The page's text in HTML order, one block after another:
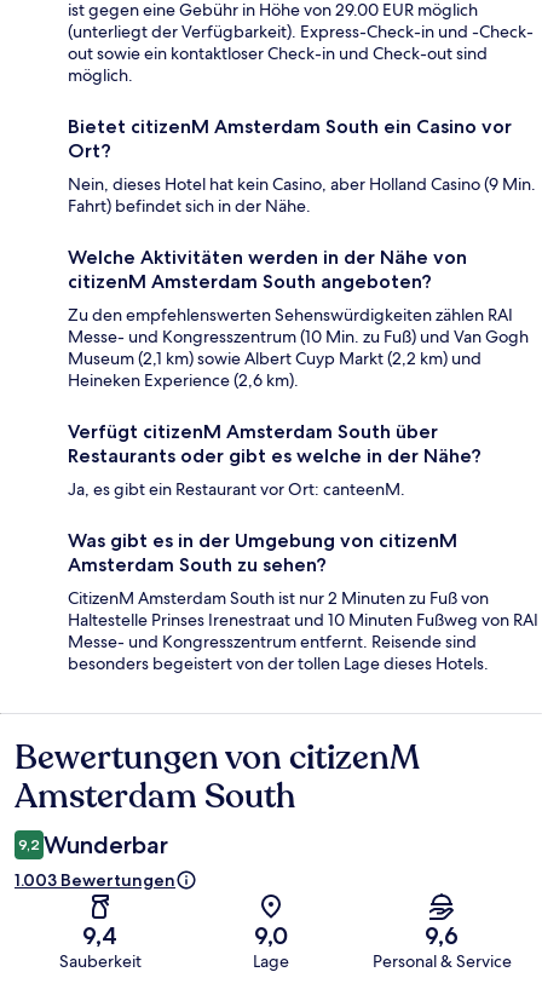
ist gegen eine Gebühr in Höhe von 29.00 EUR möglich
(unterliegt der Verfügbarkeit). Express-Check-in und -Check-
out sowie ein kontaktloser Check-in und Check-out sind
möglich.
Bietet citizenM Amsterdam South ein Casino vor
Ort?
Nein, dieses Hotel hat kein Casino, aber Holland Casino (9 Min.
Fahrt) befindet sich in der Nähe.
Welche Aktivitäten werden in der Nähe von
citizenM Amsterdam South angeboten?
Zu den empfehlenswerten Sehenswürdigkeiten zählen RAI
Messe- und Kongresszentrum (10 Min. zu Fuß) und Van Gogh
Museum (2,1 km) sowie Albert Cuyp Markt (2,2 km) und
Heineken Experience (2,6 km).
Verfügt citizenM Amsterdam South über
Restaurants oder gibt es welche in der Nähe?
Ja, es gibt ein Restaurant vor Ort: canteenM.
Was gibt es in der Umgebung von citizenM
Amsterdam South zu sehen?
CitizenM Amsterdam South ist nur 2 Minuten zu Fuß von
Haltestelle Prinses Irenestraat und 10 Minuten Fußweg von RAI
Messe- und Kongresszentrum entfernt. Reisende sind
besonders begeistert von der tollen Lage dieses Hotels.
Bewertungen
Bewertungen von citizenM
Amsterdam South
9,2 Wunderbar
1.003 Bewertungen
9,4
Sauberkeit
9,0
Lage
9,6
Personal & Service